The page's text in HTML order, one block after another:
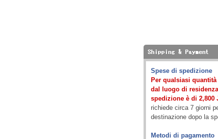
Spese di spedizione
Per qualsiasi
dal luogo di
spedizione è di 2,800
richiede circa 7 giorni
destinazione dopo la
Metodi di pagamento